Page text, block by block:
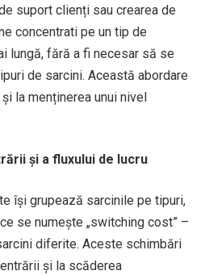
suport clienți sau crearea de
concentrati pe un tip de
lungă, fără a fi necesar să se
de sarcini. Această abordare
la menținerea unui nivel
și a fluxului de lucru
își grupează sarcinile pe tipuri,
se numește „switching cost” –
diferite. Aceste schimbări
și la scăderea